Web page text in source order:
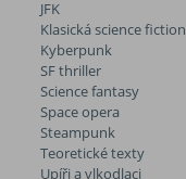
JFK
Klasická science fiction
Kyberpunk
SF thriller
Science fantasy
Space opera
Steampunk
Teoretické texty
Upíři a vlkodlaci